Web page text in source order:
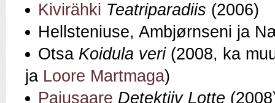
Kivirähki Teatriparadiis (2006)
Hellsteniuse, Ambjørnseni ja
Otsa Koidula veri(2008, ka
ja Loore Martmaga)
Pajusaare Detektiiv Lotte